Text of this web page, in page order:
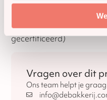
Halal geschikt (niet
gecertificeerd)
Vragen over dit
Ons team helpt je